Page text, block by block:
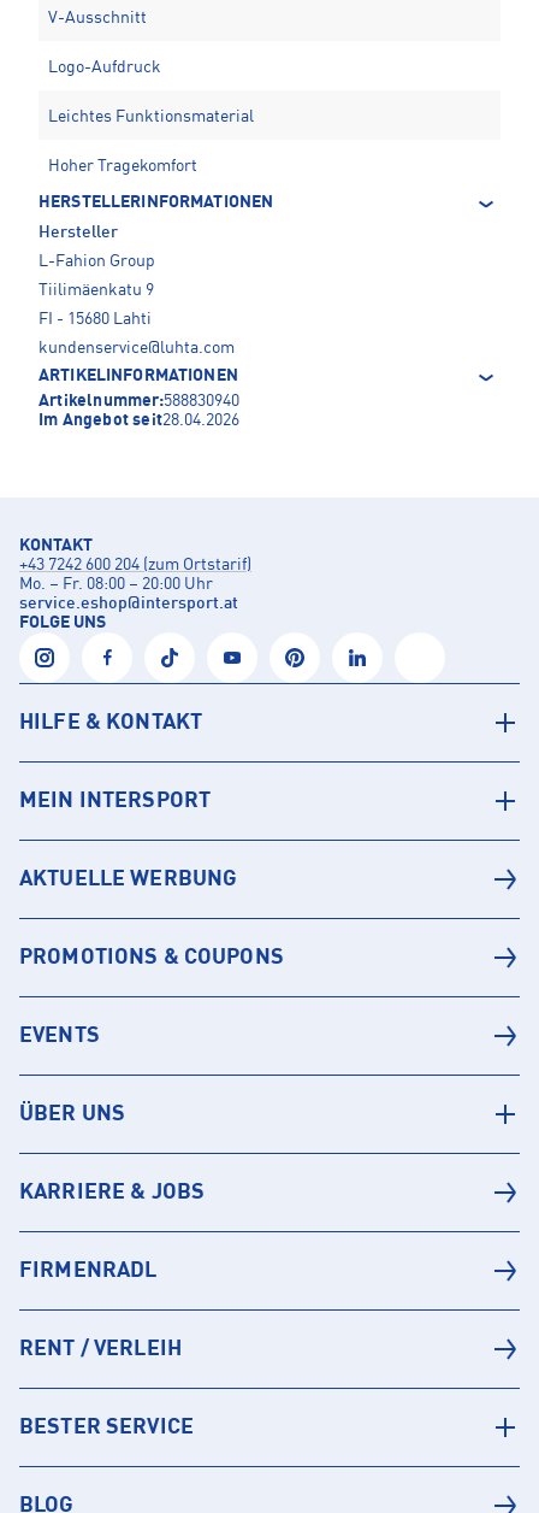
V-Ausschnitt
Logo-Aufdruck
Leichtes Funktionsmaterial
Hoher Tragekomfort
HERSTELLERINFORMATIONEN
Hersteller
L-Fahion Group
Tiilimäenkatu 9
FI - 15680 Lahti
kundenservice@luhta.com
ARTIKELINFORMATIONEN
Artikelnummer:588830940
Im Angebot seit28.04.2026
KONTAKT
+43 7242 600 204 (zum Ortstarif)
Mo. – Fr. 08:00 – 20:00 Uhr
service.eshop@intersport.at
FOLGE UNS
HILFE & KONTAKT
MEIN INTERSPORT
AKTUELLE WERBUNG
PROMOTIONS & COUPONS
EVENTS
ÜBER UNS
KARRIERE & JOBS
FIRMENRADL
RENT / VERLEIH
BESTER SERVICE
BLOG